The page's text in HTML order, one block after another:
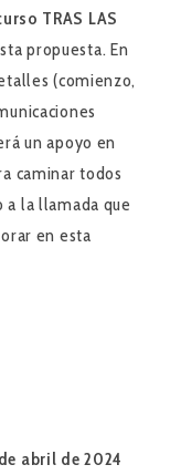
TRAS LAS
propuesta. En
(comienzo,
un apoyo en
caminar todos
la llamada que
en esta
abril de 2024